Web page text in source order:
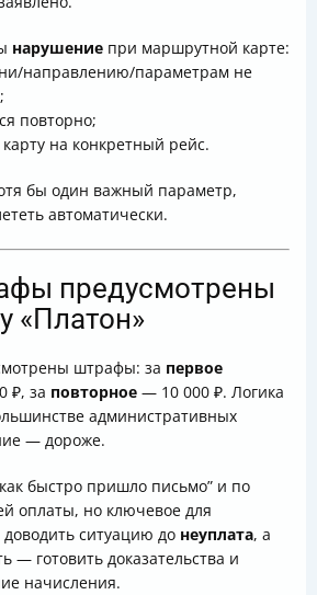
нарушение при маршрутной карте:
направлению/параметрам не
повторно;
на конкретный рейс.
бы один важный параметр,
автоматически.
предусмотрены
«Платон»
штрафы: за первое
₽, за повторное — 10 000 ₽. Логика
административных
— дороже.
быстро пришло письмо” и по
оплаты, но ключевое для
ситуацию до неуплата, а
— готовить доказательства и
начисления.